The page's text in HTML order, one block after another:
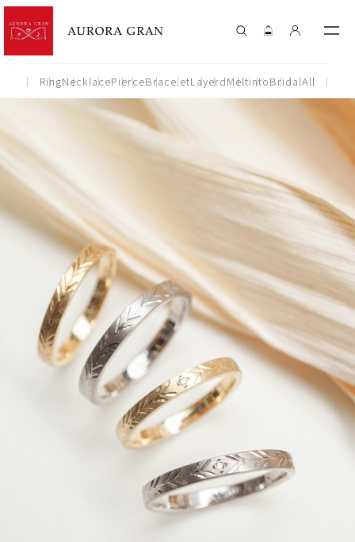
RingNecklacePierceBraceletLayerdMeltintoBridalAll